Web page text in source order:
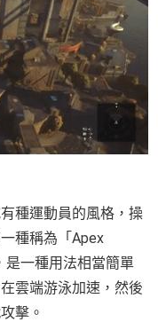
種運動員的風格，操
種稱為「Apex
是一種用法相當簡單
雲端游泳加速，然後
擊。